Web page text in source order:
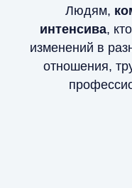
Людям,
интенсива,
изменений в
отношения,